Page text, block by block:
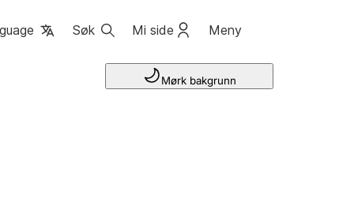
Søk Mi side Meny
Mørk bakgrunn